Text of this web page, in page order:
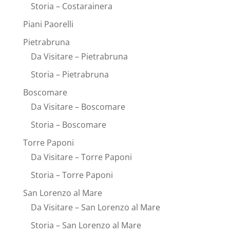
Storia – Costarainera
Piani Paorelli
Pietrabruna
Da Visitare – Pietrabruna
Storia – Pietrabruna
Boscomare
Da Visitare – Boscomare
Storia – Boscomare
Torre Paponi
Da Visitare – Torre Paponi
Storia – Torre Paponi
San Lorenzo al Mare
Da Visitare – San Lorenzo al Mare
Storia – San Lorenzo al Mare